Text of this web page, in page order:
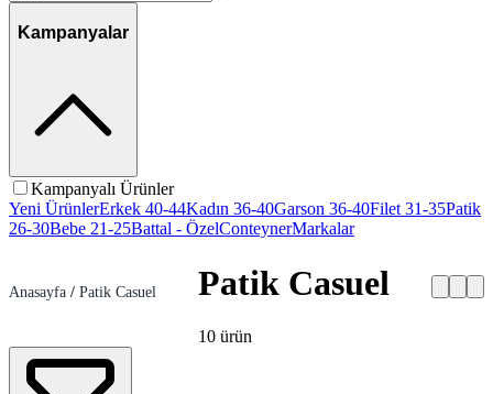
Kampanyalar
Kampanyalı Ürünler
Yeni ÜrünlerErkek 40-44Kadın 36-40Garson 36-40Filet 31-35Patik
26-30Bebe 21-25Battal - ÖzelConteynerMarkalar
Anasayfa / Patik Casuel Patik Casuel
10 ürün